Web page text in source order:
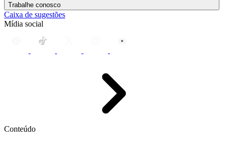
Trabalhe conosco
Caixa de sugestões
Mídia social
Conteúdo